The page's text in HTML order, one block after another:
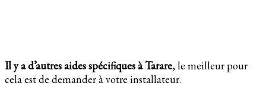
Il y a d’autres aides spécifiques à Tarare, le meilleur pour
cela est de demander à votre installateur.